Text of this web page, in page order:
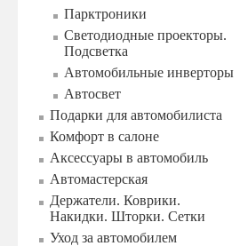
Парктроники
Светодиодные проекторы.
Подсветка
Автомобильные инверторы
Автосвет
Подарки для автомобилиста
Комфорт в салоне
Аксессуары в автомобиль
Автомастерская
Держатели. Коврики.
Накидки. Шторки. Сетки
Уход за автомобилем